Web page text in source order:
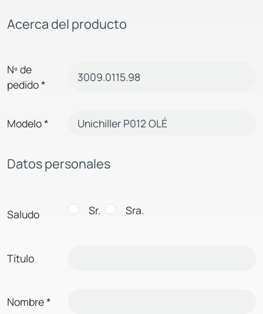
Acerca del producto
Nº de
pedido*
Modelo*
Datos personales
Saludo Sr. Sra.
Título
Nombre*